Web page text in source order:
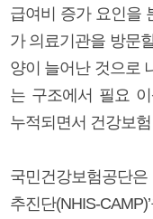
급여비 증가 요인을
가 의료기관을 방문
양이 늘어난 것으로
는 구조에서 필요
누적되면서 건강보
국민건강보험공단
추진단(NHIS-